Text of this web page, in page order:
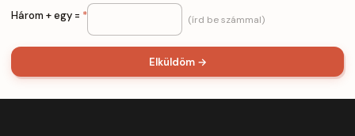
Három + egy = * (írd be számmal)
Elküldöm →